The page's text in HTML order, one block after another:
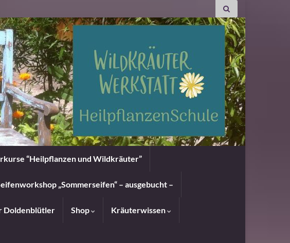
“Heilpflanzen und Wildkräuter”
„Sommerseifen“ – ausgebucht –
Doldenblütler Shop Kräuterwissen